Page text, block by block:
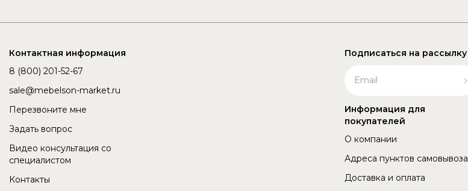
Контактная информация
8 (800) 201-52-67
sale@mebelson-market.ru
Перезвоните мне
Задать вопрос
Видео консультация со
специалистом
Контакты
Подписаться на рассылку
Информация для
покупателей
О компании
Адреса пунктов самовывоза
Доставка и оплата